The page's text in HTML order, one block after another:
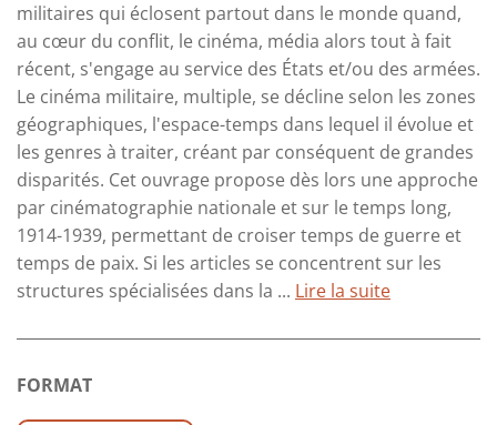
militaires qui éclosent partout dans le monde quand,
au cœur du conflit, le cinéma, média alors tout à fait
récent, s'engage au service des États et/ou des armées.
Le cinéma militaire, multiple, se décline selon les zones
géographiques, l'espace-temps dans lequel il évolue et
les genres à traiter, créant par conséquent de grandes
disparités. Cet ouvrage propose dès lors une approche
par cinématographie nationale et sur le temps long,
1914-1939, permettant de croiser temps de guerre et
temps de paix. Si les articles se concentrent sur les
structures spécialisées dans la ... Lire la suite
FORMAT